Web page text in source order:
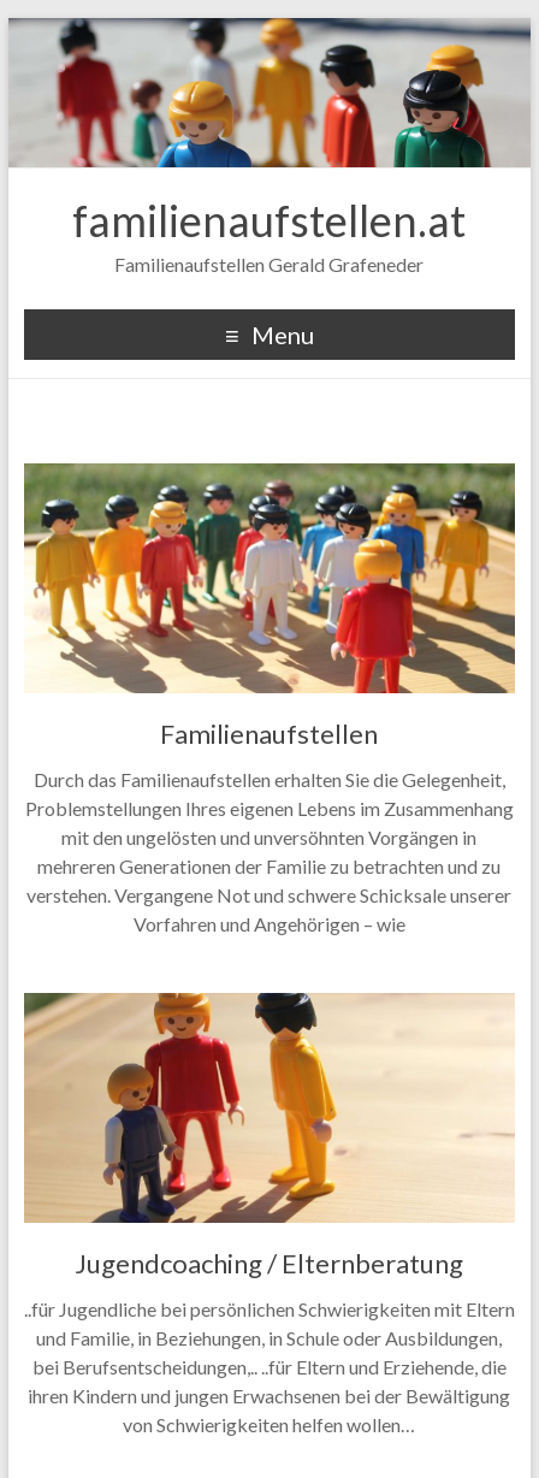
familienaufstellen.at
Familienaufstellen Gerald Grafeneder
Menu
Familienaufstellen
Durch das Familienaufstellen erhalten Sie die Gelegenheit,
Problemstellungen Ihres eigenen Lebens im Zusammenhang
mit den ungelösten und unversöhnten Vorgängen in
mehreren Generationen der Familie zu betrachten und zu
verstehen. Vergangene Not und schwere Schicksale unserer
Vorfahren und Angehörigen – wie
Jugendcoaching / Elternberatung
..für Jugendliche bei persönlichen Schwierigkeiten mit Eltern
und Familie, in Beziehungen, in Schule oder Ausbildungen,
bei Berufsentscheidungen,.. ..für Eltern und Erziehende, die
ihren Kindern und jungen Erwachsenen bei der Bewältigung
von Schwierigkeiten helfen wollen…